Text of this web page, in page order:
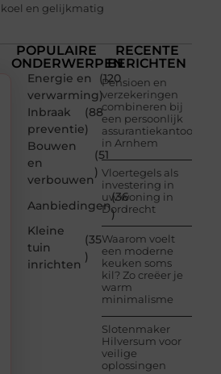
koel en gelijkmatig
POPULAIRE
ONDERWERPEN
Energie en
verwarming
(120
)
Inbraak
preventie
(88
)
Bouwen
en
verbouwen
(51
)
Aanbiedingen
(36
)
Kleine
tuin
inrichten
(35
)
RECENTE
BERICHTEN
Pensioen en
verzekeringen
combineren bij
een persoonlijk
assurantiekantoor
in Arnhem
Vloertegels als
investering in
uw woning in
Dordrecht
Waarom voelt
een moderne
keuken soms
kil? Zo creëer je
warm
minimalisme
Slotenmaker
Hilversum voor
veilige
oplossingen